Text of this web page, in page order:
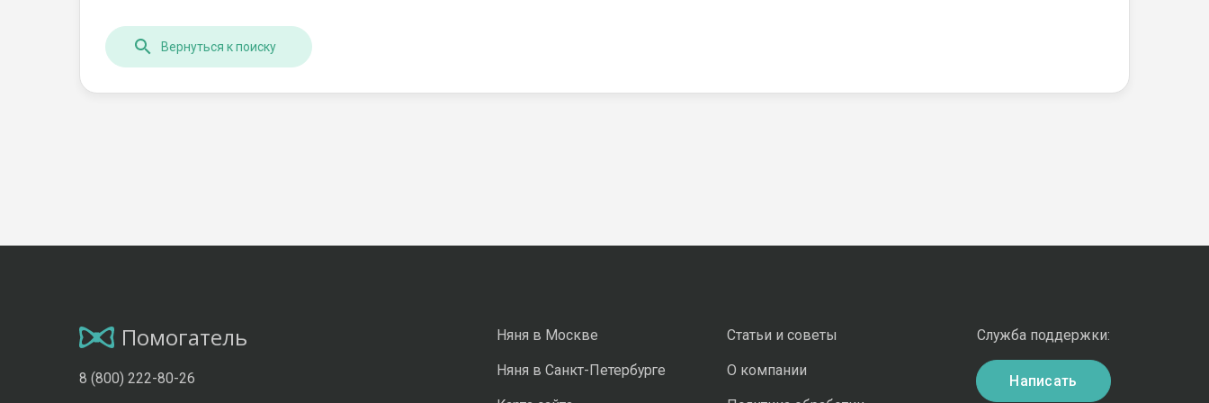
Вернуться к поиску
Помогатель
8 (800) 222-80-26
Няня в Москве
Няня в Санкт-Петербурге
Статьи и советы
О компании
Служба поддержки:
Написать